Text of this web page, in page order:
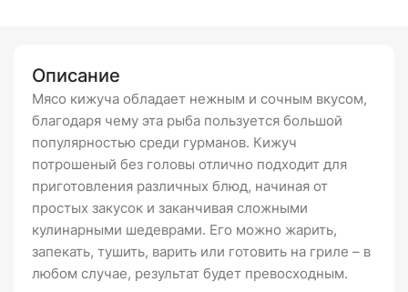
Описание
Мясо кижуча обладает нежным и сочным вкусом,
благодаря чему эта рыба пользуется большой
популярностью среди гурманов. Кижуч
потрошеный без головы отлично подходит для
приготовления различных блюд, начиная от
простых закусок и заканчивая сложными
кулинарными шедеврами. Его можно жарить,
запекать, тушить, варить или готовить на гриле – в
любом случае, результат будет превосходным.